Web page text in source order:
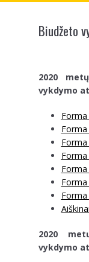
Biudžeto
2020
vykdymo
Forma
Forma
Forma
Forma
Forma
Forma
2020
vykdymo